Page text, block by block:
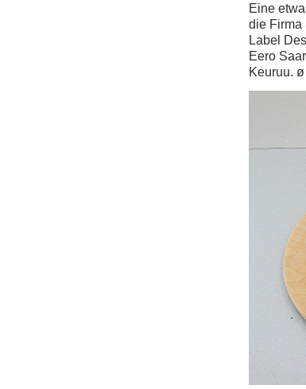
Eine
die Firma
Label
Eero
Keuruu.